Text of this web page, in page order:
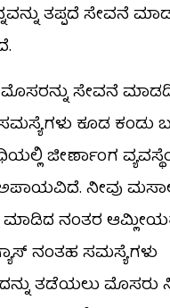
ತಪ್ಪದೆ ಸೇವನೆ
ಸೇವನೆ
ಕೂಡ ಕಂಡು
ಜೀರ್ಣಾಂಗ
ನೀವು
ಮಾಡಿದ ನಂತರ
ನಂತಹ ಸಮಸ್ಯೆಗಳು
ತಡೆಯಲು